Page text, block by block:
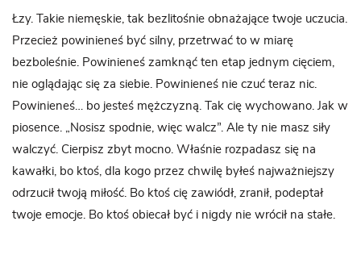
Łzy. Takie niemęskie, tak bezlitośnie obnażające twoje uczucia.
Przecież powinieneś być silny, przetrwać to w miarę
bezboleśnie. Powinieneś zamknąć ten etap jednym cięciem,
nie oglądając się za siebie. Powinieneś nie czuć teraz nic.
Powinieneś… bo jesteś mężczyzną. Tak cię wychowano. Jak w
piosence. „Nosisz spodnie, więc walcz”. Ale ty nie masz siły
walczyć. Cierpisz zbyt mocno. Właśnie rozpadasz się na
kawałki, bo ktoś, dla kogo przez chwilę byłeś najważniejszy
odrzucił twoją miłość. Bo ktoś cię zawiódł, zranił, podeptał
twoje emocje. Bo ktoś obiecał być i nigdy nie wrócił na stałe.